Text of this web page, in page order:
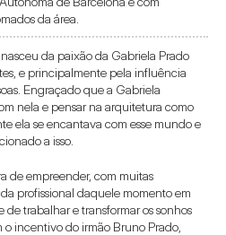
da área.
da paixão da Gabriela Prado
e principalmente pela influência
Engraçado que a Gabriela
nela e pensar na arquitetura como
ela se encantava com esse mundo e
a isso.
de empreender, com muitas
profissional daquele momento em
trabalhar e transformar os sonhos
incentivo do irmão Bruno Prado,